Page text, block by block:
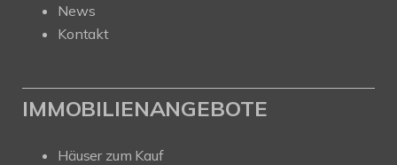
News
Kontakt
IMMOBILIENANGEBOTE
Häuser zum Kauf